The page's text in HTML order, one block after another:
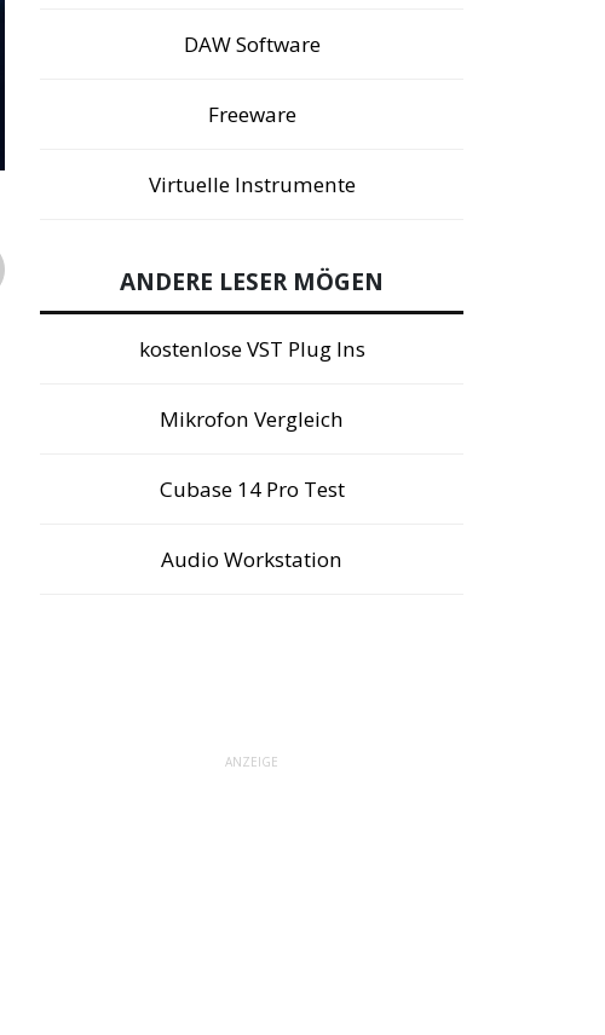
DAW Software
Freeware
Virtuelle Instrumente
ANDERE LESER MÖGEN
kostenlose VST Plug Ins
Mikrofon Vergleich
Cubase 14 Pro Test
Audio Workstation
ANZEIGE